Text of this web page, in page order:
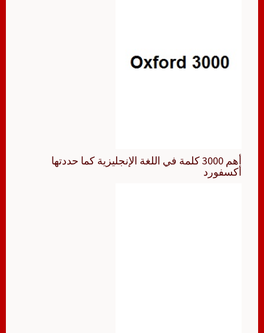
أهم 3000 كلمة في اللغة الإنجليزية كما حددتها
أكسفورد